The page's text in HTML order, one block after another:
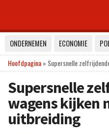
ONDERNEMEN ECONOMIE
Hoofdpagina» Supersnelle
Supersnelle
wagens kijken
uitbreiding